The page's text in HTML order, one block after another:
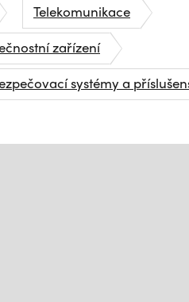
Telekomunikace
zařízení
systémy a